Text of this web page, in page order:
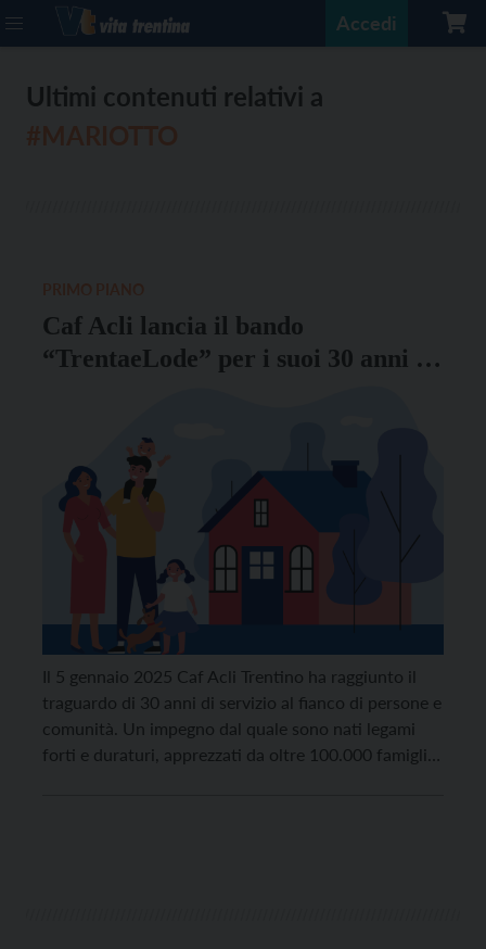
Accedi
Ultimi contenuti relativi a
Caf Acli lancia il bando
“TrentaeLode” per i suoi 30 anni di
Il 5 gennaio 2025 Caf Acli Trentino ha raggiunto il
traguardo di 30 anni di servizio al fianco di persone e
comunità. Un impegno dal quale sono nati legami
forti e duraturi, apprezzati da oltre 100.000 famiglie